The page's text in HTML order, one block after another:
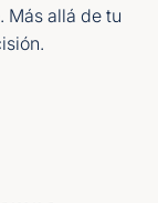
Más allá de tu